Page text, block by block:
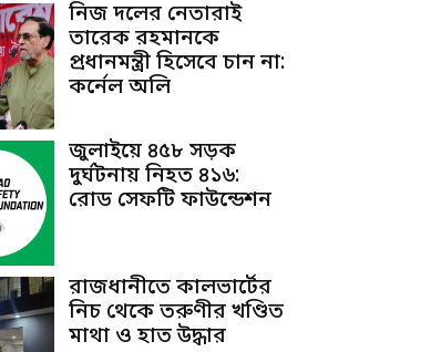
নিজ দলের নেতারাই
তারেক রহমানকে
প্রধানমন্ত্রী হিসেবে চান না:
কর্নেল অলি
জুলাইয়ে ৪৫৮ সড়ক
দুর্ঘটনায় নিহত ৪১৬:
রোড সেফটি ফাউন্ডেশন
রাজধানীতে কালভার্টের
নিচ থেকে তরুণীর খণ্ডিত
মাথা ও হাত উদ্ধার